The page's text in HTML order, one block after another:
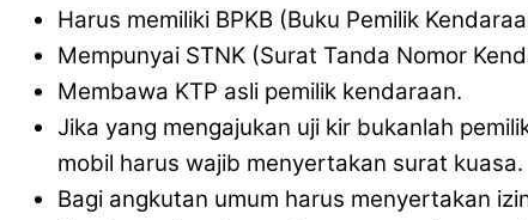
Harus memiliki BPKB (Buku Pemilik
Mempunyai STNK (Surat Tanda Nomor
Membawa KTP asli pemilik kendaraan.
Jika yang mengajukan uji kir bukanlah
mobil harus wajib menyertakan surat kuasa.
Bagi angkutan umum harus menyertakan